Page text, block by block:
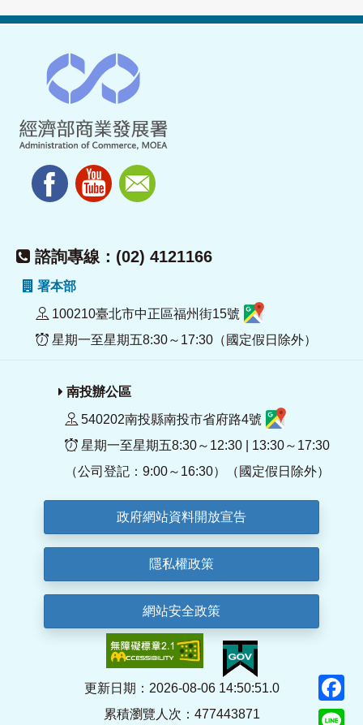
諮詢專線：(02) 4121166
署本部
100210臺北市中正區福州街15號
星期一至星期五8:30～17:30（國定假日除外）
南投辦公區
540202南投縣南投市省府路4號
星期一至星期五8:30～12:30 | 13:30～17:30
（公司登記：9:00～16:30）（國定假日除外）
政府網站資料開放宣告
隱私權政策
網站安全政策
更新日期：2026-08-06 14:50:51.0
累積瀏覽人次：477443871